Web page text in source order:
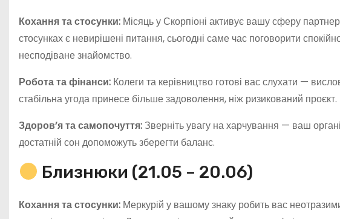
Кохання та стосунки: Місяць у Скорпіоні активує вашу сферу
стосунках є невирішені питання, сьогодні саме час поговорити
несподіване знайомство.
Робота та фінанси: Колеги та керівництво готові вас слухати —
стабільна угода принесе більше задоволення, ніж ризикований проєкт.
Здоров’я та самопочуття: Зверніть увагу на харчування — ваш
достатній сон допоможуть зберегти баланс.
Близнюки (21.05 – 20.06)
Кохання та стосунки: Меркурій у вашому знаку робить вас